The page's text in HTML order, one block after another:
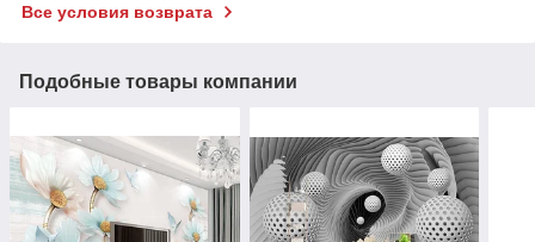
Все условия возврата
Подобные товары компании